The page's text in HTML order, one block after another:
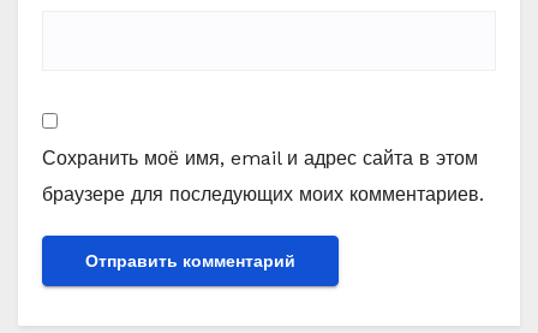
Сохранить моё имя, email и адрес сайта в этом
браузере для последующих моих комментариев.